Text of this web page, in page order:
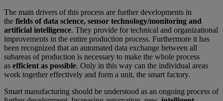
The main drivers of this process are further developments in
the fields of data science, sensor technology/monitoring and
artificial intelligence. They provide for technical and organizational
improvements in the entire production process. Furthermore it has
been recognized that an automated data exchange between all
subareas of production is necessary to make the whole process
as efficient as possible. Only in this way can the individual areas
work together effectively and form a unit, the smart factory.
Smart manufacturing should be understood as an ongoing process of